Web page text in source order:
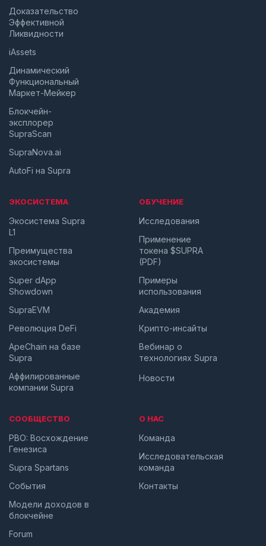
Доказательство
Эффективной
Ликвидности
iAssets
Динамический
Функциональный
Маркет-Мейкер
Блокчейн-
эксплорер
SupraScan
SupraNova.ai
AutoFi на Supra
ЭКОСИСТЕМА
Экосистема Supra
L1
Преимущества
экосистемы
Super dApp
Showdown
SupraEVM
Революция DeFi
ApeChain на базе
Supra
Аффилированные
компании Supra
ОБУЧЕНИЕ
Исследования
Применение
токена $SUPRA
(PDF)
Примеры
использования
Академия
Крипто-инсайты
Вебинар о
технологиях Supra
Новости
СООБЩЕСТВО
PBO: Восхождение
Генезиса
Supra Spartans
События
Модели доходов в
блокчейне
Forum
О НАС
Команда
Исследовательская
команда
Контакты